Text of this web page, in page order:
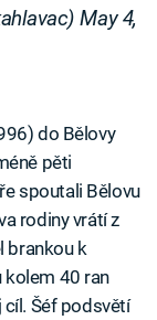
May 4,
do Bělovy
pěti
spoutali Bělovu
rodiny vrátí z
brankou k
kolem 40 ran
cíl. Šéf podsvětí